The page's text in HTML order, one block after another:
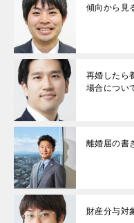
傾向から見
再婚したら
場合につい
離婚届の書
財産分与対